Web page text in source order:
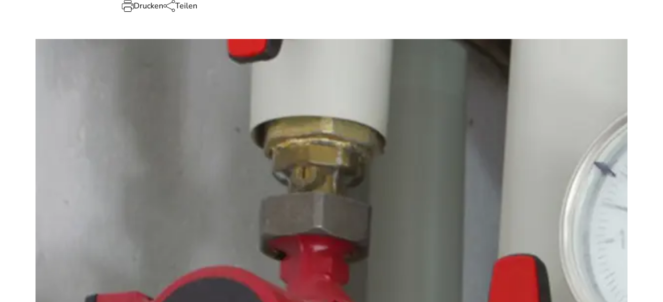
Drucken Teilen